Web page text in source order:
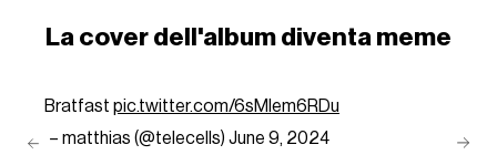
La cover dell'album diventa meme
Bratfast pic.twitter.com/6sMIem6RDu
— matthias (@telecells) June 9, 2024